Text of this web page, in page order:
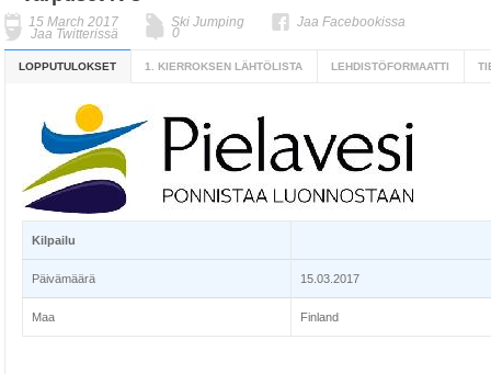
15 March 2017 Ski Jumping Jaa Facebookissa
Jaa Twitterissä 0
LOPPUTULOKSET 1. KIERROKSEN LÄHTÖLISTA LEHDISTÖFORMAATTI
Kilpailu
Päivämäärä 15.03.2017
Maa Finland